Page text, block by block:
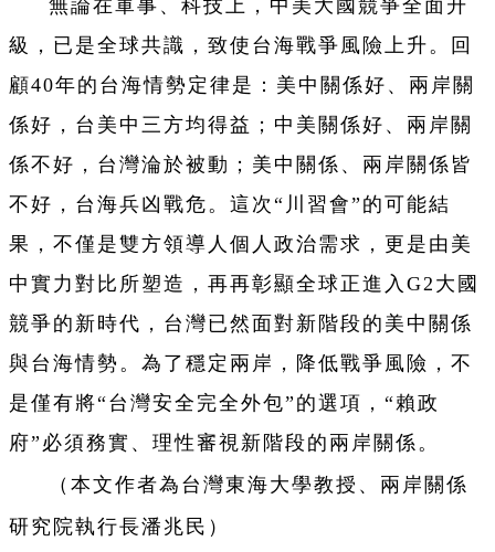
無論在軍事、科技上，中美大國競爭全面升
級，已是全球共識，致使台海戰爭風險上升。回
顧40年的台海情勢定律是：美中關係好、兩岸關
係好，台美中三方均得益；中美關係好、兩岸關
係不好，台灣淪於被動；美中關係、兩岸關係皆
不好，台海兵凶戰危。這次“川習會”的可能結
果，不僅是雙方領導人個人政治需求，更是由美
中實力對比所塑造，再再彰顯全球正進入G2大國
競爭的新時代，台灣已然面對新階段的美中關係
與台海情勢。為了穩定兩岸，降低戰爭風險，不
是僅有將“台灣安全完全外包”的選項，“賴政
府”必須務實、理性審視新階段的兩岸關係。
（本文作者為台灣東海大學教授、兩岸關係
研究院執行長潘兆民）